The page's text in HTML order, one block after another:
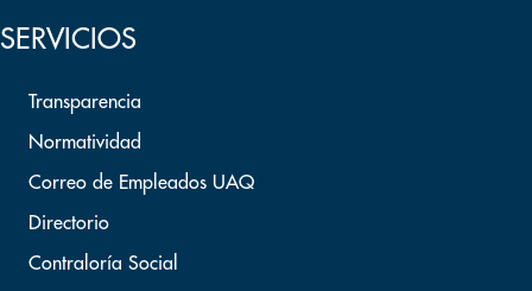
SERVICIOS
Transparencia
Normatividad
Correo de Empleados UAQ
Directorio
Contraloría Social